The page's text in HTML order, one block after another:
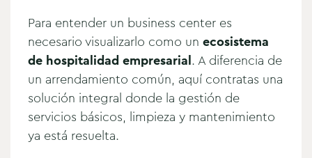
Para entender un business center es
necesario visualizarlo como un ecosistema
de hospitalidad empresarial. A diferencia de
un arrendamiento común, aquí contratas una
solución integral donde la gestión de
servicios básicos, limpieza y mantenimiento
ya está resuelta.